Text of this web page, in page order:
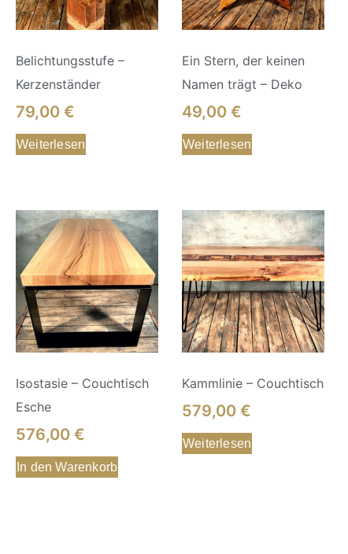
Belichtungsstufe –
Kerzenständer
79,00€
Weiterlesen
Ein Stern, der keinen
Namen trägt – Deko
49,00€
Weiterlesen
Isostasie – Couchtisch
Esche
576,00€
In den Warenkorb
Kammlinie – Couchtisch
579,00€
Weiterlesen